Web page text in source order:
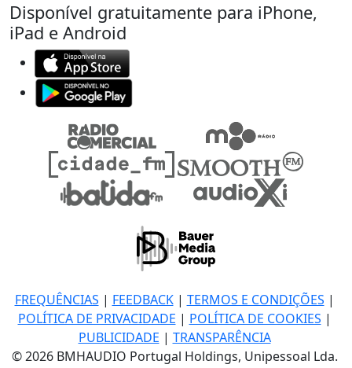
Disponível gratuitamente para iPhone,
iPad e Android
FREQUÊNCIAS | FEEDBACK| TERMOS E CONDIÇÕES |
POLÍTICA DE PRIVACIDADE | POLÍTICA DE COOKIES |
PUBLICIDADE | TRANSPARÊNCIA
© 2026 BMHAUDIO Portugal Holdings, Unipessoal Lda.